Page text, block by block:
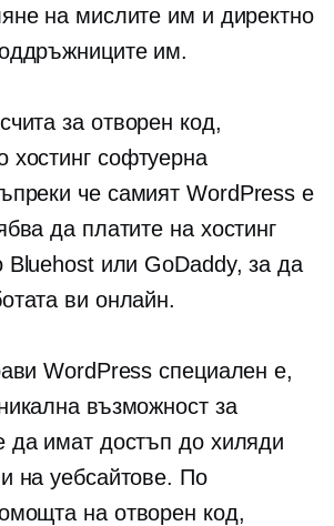
на мислите им и директно
им.
за отворен код,
хостингсофтуерна
че самият WordPress е
да платите на хостинг
Bluehost или GoDaddy, за да
ви онлайн.
WordPress специален е,
възможност за
да имат достъп до хиляди
на уебсайтове. По
на отворен код,